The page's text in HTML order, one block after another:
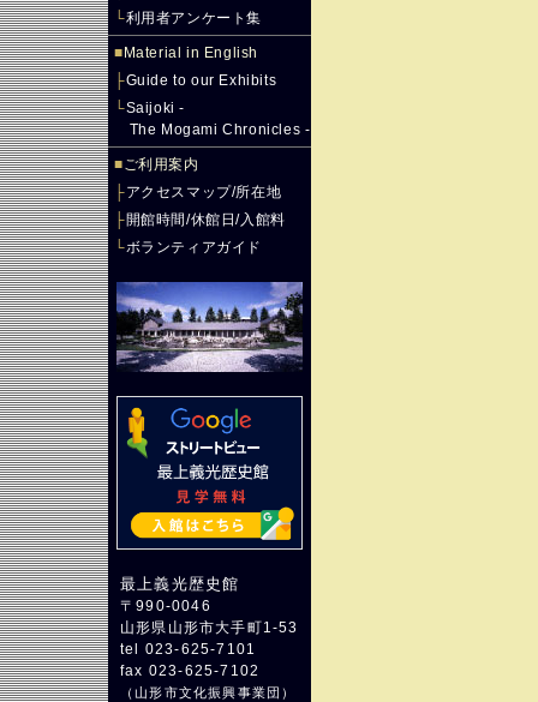
└利用者アンケート集
■ Material in English
├Guide to our Exhibits
└Saijoki -
The Mogami Chronicles -
■ご利用案内
├アクセスマップ/所在地
├開館時間/休館日/入館料
└ボランティアガイド
最上義光歴史館
〒990-0046
山形県山形市大手町1-53
tel 023-625-7101
fax 023-625-7102
（山形市文化振興事業団 ）